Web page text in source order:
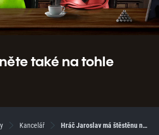
také na tohle
Kancelář Hráč Jaroslav má štěstěnu na své straně